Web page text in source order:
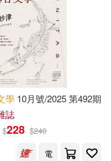
學 10月號/2025 第492期
誌
$228 $240
電